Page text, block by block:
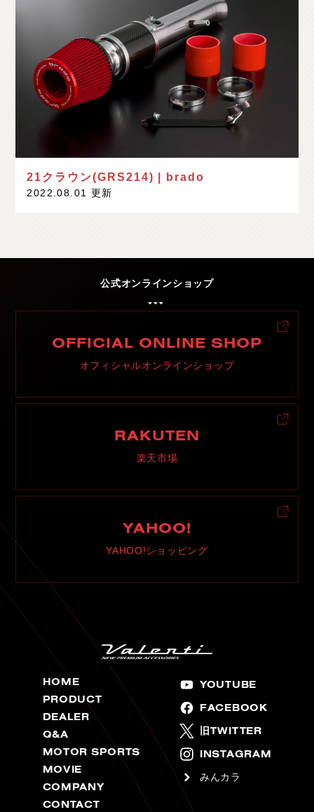
21クラウン(GRS214) | brado
2022.08.01 更新
公式オンラインショップ
OFFICIAL ONLINE SHOP
オフィシャルオンラインショップ
RAKUTEN
楽天市場
YAHOO!
YAHOO!ショッピング
HOME
PRODUCT
DEALER
Q&A
MOTOR SPORTS
MOVIE
COMPANY
CONTACT
YOUTUBE
FACEBOOK
旧TWITTER
INSTAGRAM
みんカラ